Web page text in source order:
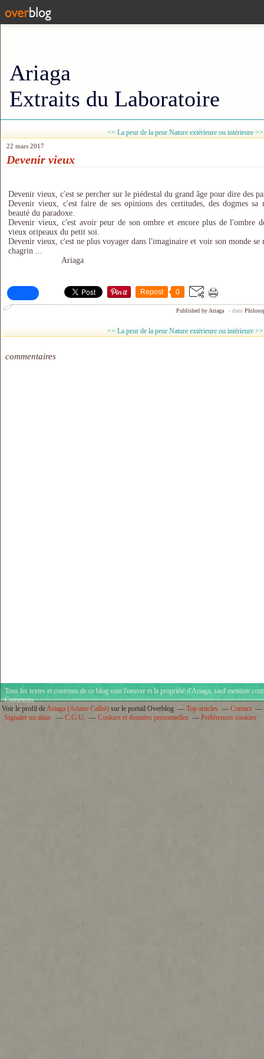
Ariaga
Extraits du Laboratoire
<< La peur de la peur Nature extérieure ou intérieure >>
22 mars 2017
Devenir vieux
Devenir vieux, c'est se percher sur le piédestal du grand âge pour dire des
Devenir vieux, c'est faire de ses opinions des certitudes, des dogmes
beauté du paradoxe.
Devenir vieux, c'est avoir peur de son ombre et encore plus de l'ombre
vieux oripeaux du petit soi.
Devenir vieux, c'est ne plus voyager dans l'imaginaire et voir son monde se
chagrin ...
Ariaga
Repost 0
Published by Ariaga - dans
<< La peur de la peur Nature extérieure ou intérieure >>
commentaires
Tous les textes et contenus de ce blog sont l'oeuvre et la propriété d'Ariaga, sauf mention
Commons.
Voir le profil deAriaga (Ariane Callot) sur le portail Overblog Top articles
Contact
Signaler un abus
C.G.U. Cookies et données personnelles Préférences cookies